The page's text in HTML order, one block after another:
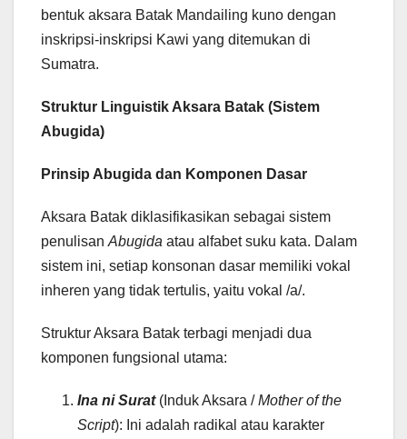
bentuk aksara Batak Mandailing kuno dengan
inskripsi-inskripsi Kawi yang ditemukan di
Sumatra.
Struktur Linguistik Aksara Batak (Sistem
Abugida)
Prinsip Abugida dan Komponen Dasar
Aksara Batak diklasifikasikan sebagai sistem
penulisan Abugida atau alfabet suku kata. Dalam
sistem ini, setiap konsonan dasar memiliki vokal
inheren yang tidak tertulis, yaitu vokal /a/.
Struktur Aksara Batak terbagi menjadi dua
komponen fungsional utama:
Ina ni Surat(Induk Aksara /Mother of the
Script): Ini adalah radikal atau karakter